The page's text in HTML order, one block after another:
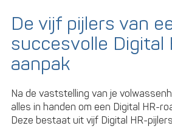
De vijf pijlers van
succesvolle Digital
aanpak
Na de vaststelling van je
alles in handen om een Digital HR-
Deze bestaat uit vijf Digital HR-